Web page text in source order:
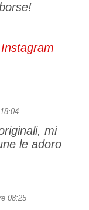
Instagram
mi
le adoro
08:25